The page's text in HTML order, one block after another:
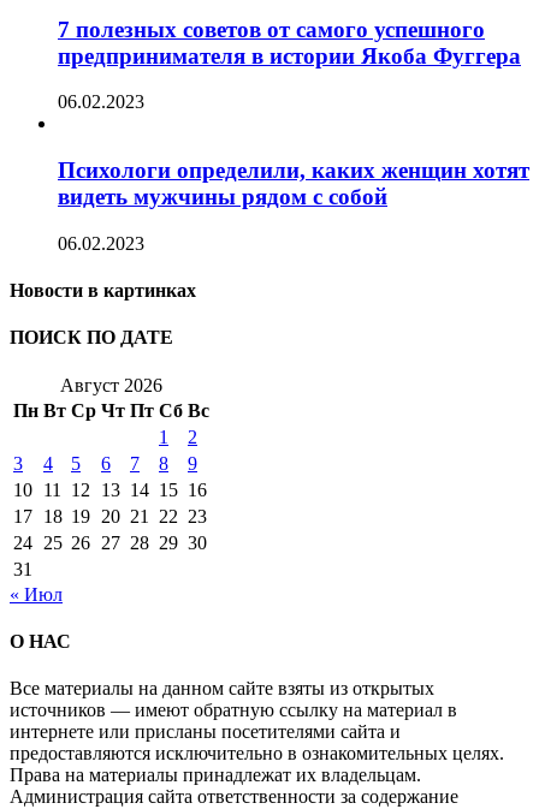
7 полезных советов от самого успешного
предпринимателя в истории Якоба Фуггера
06.02.2023
Психологи определили, каких женщин хотят
видеть мужчины рядом с собой
06.02.2023
Новости в картинках
ПОИСК ПО ДАТЕ
Август 2026
Пн Вт Ср Чт Пт Сб Вс
1
2
3
4 5 6 7 8
9
10 11 12 13 14 15 16
17 18 19 20 21 22 23
24 25 26 27 28 29 30
31
« Июл
О НАС
Все материалы на данном сайте взяты из открытых
источников — имеют обратную ссылку на материал в
интернете или присланы посетителями сайта и
предоставляются исключительно в ознакомительных целях.
Права на материалы принадлежат их владельцам.
Администрация сайта ответственности за содержание